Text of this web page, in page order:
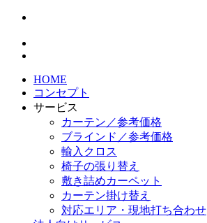
HOME
コンセプト
サービス
カーテン／参考価格
ブラインド／参考価格
輸入クロス
椅子の張り替え
敷き詰めカーペット
カーテン掛け替え
対応エリア・現地打ち合わせ